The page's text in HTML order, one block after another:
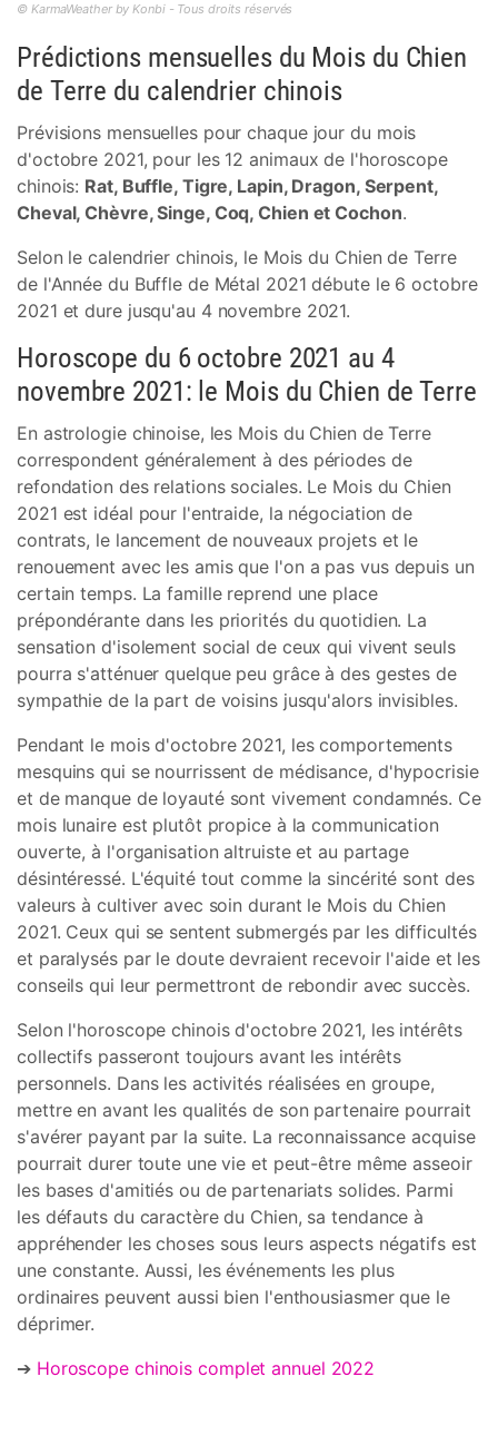
© KarmaWeather by Konbi - Tous droits réservés
Prédictions mensuelles du Mois du Chien
de Terre du calendrier chinois
Prévisions mensuelles pour chaque jour du mois
d'octobre 2021, pour les 12 animaux de l'horoscope
chinois: Rat, Buffle, Tigre, Lapin, Dragon, Serpent,
Cheval, Chèvre, Singe, Coq, Chien et Cochon.
Selon le calendrier chinois, le Mois du Chien de Terre
de l'Année du Buffle de Métal 2021 débute le 6 octobre
2021 et dure jusqu'au 4 novembre 2021.
Horoscope du 6 octobre 2021 au 4
novembre 2021: le Mois du Chien de Terre
En astrologie chinoise, les Mois du Chien de Terre
correspondent généralement à des périodes de
refondation des relations sociales. Le Mois du Chien
2021 est idéal pour l'entraide, la négociation de
contrats, le lancement de nouveaux projets et le
renouement avec les amis que l'on a pas vus depuis un
certain temps. La famille reprend une place
prépondérante dans les priorités du quotidien. La
sensation d'isolement social de ceux qui vivent seuls
pourra s'atténuer quelque peu grâce à des gestes de
sympathie de la part de voisins jusqu'alors invisibles.
Pendant le mois d'octobre 2021, les comportements
mesquins qui se nourrissent de médisance, d'hypocrisie
et de manque de loyauté sont vivement condamnés. Ce
mois lunaire est plutôt propice à la communication
ouverte, à l'organisation altruiste et au partage
désintéressé. L'équité tout comme la sincérité sont des
valeurs à cultiver avec soin durant le Mois du Chien
2021. Ceux qui se sentent submergés par les difficultés
et paralysés par le doute devraient recevoir l'aide et les
conseils qui leur permettront de rebondir avec succès.
Selon l'horoscope chinois d'octobre 2021, les intérêts
collectifs passeront toujours avant les intérêts
personnels. Dans les activités réalisées en groupe,
mettre en avant les qualités de son partenaire pourrait
s'avérer payant par la suite. La reconnaissance acquise
pourrait durer toute une vie et peut-être même asseoir
les bases d'amitiés ou de partenariats solides. Parmi
les défauts du caractère du Chien, sa tendance à
appréhender les choses sous leurs aspects négatifs est
une constante. Aussi, les événements les plus
ordinaires peuvent aussi bien l'enthousiasmer que le
déprimer.
➔ Horoscope chinois complet annuel 2022